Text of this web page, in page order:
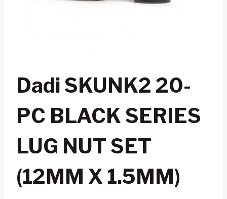
Dadi SKUNK2 20-
PC BLACK SERIES
LUG NUT SET
(12MM X 1.5MM)